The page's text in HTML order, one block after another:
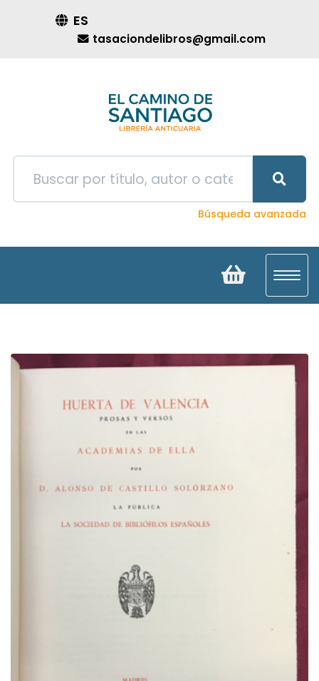
ES
tasaciondelibros@gmail.com
Búsqueda avanzada